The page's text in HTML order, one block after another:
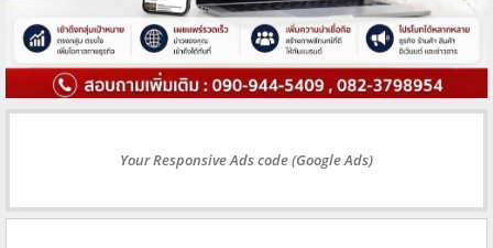
Your Responsive Ads code (Google Ads)